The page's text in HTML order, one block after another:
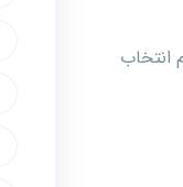
انتخاب